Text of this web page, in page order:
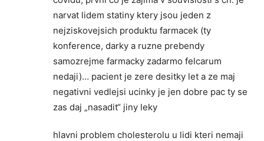
narvat lidem statiny ktery jsou jeden z
nejziskovejsich produktu farmacek (ty
konference, darky a ruzne prebendy
samozrejme farmacky zadarmo felcarum
nedaji)… pacient je zere desitky let a ze maj
negativni vedlejsi ucinky je jen dobre pac ty se
zas daj „nasadit“ jiny leky
hlavni problem cholesterolu u lidi kteri nemaji